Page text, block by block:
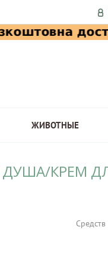
ЖИВОТНЫЕ
ДУША/КРЕМ